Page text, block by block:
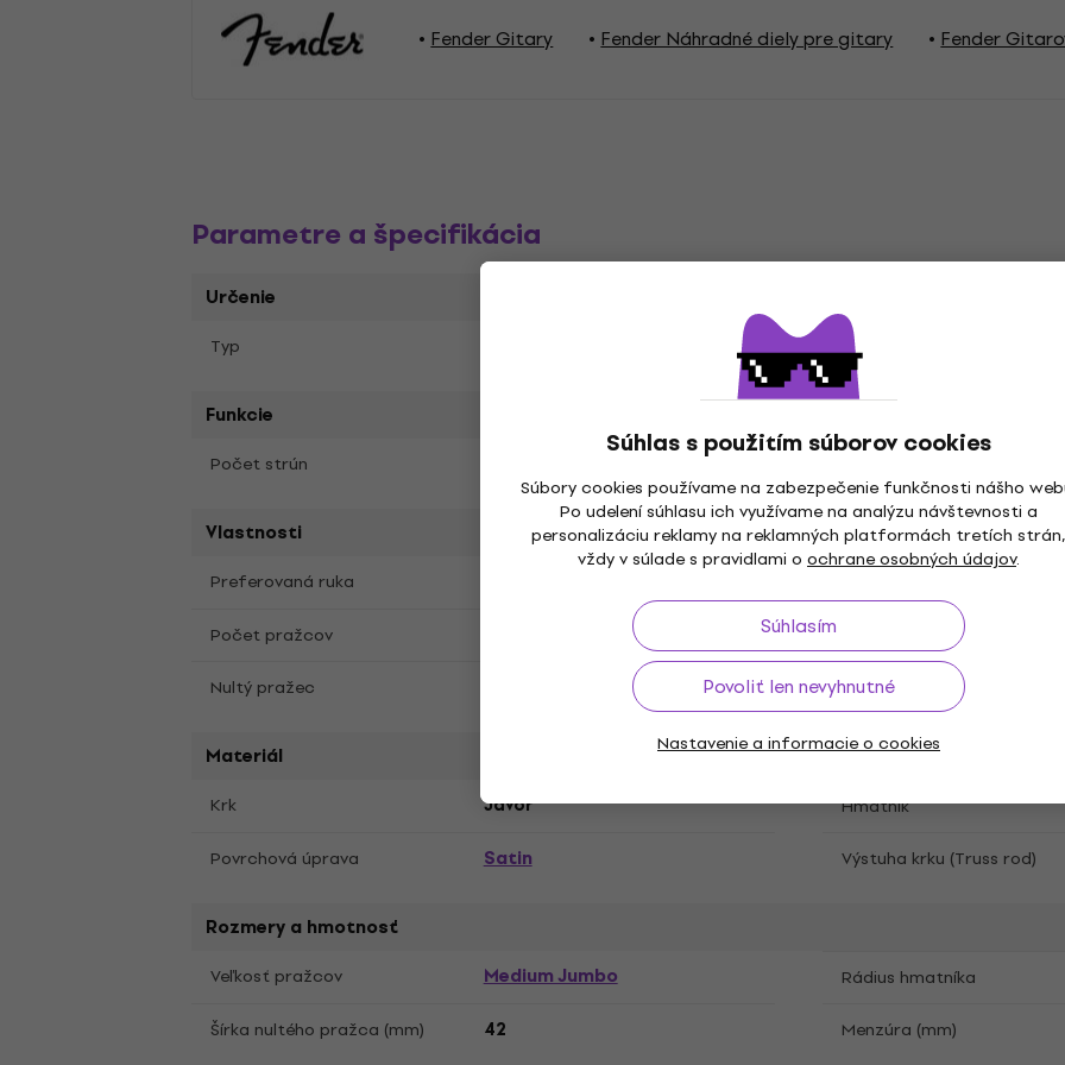
Súhlas s použitím súborov cookies
Súbory cookies používame na zabezpečenie funkčnosti nášho
Po udelení súhlasu ich využívame na analýzu návštevnosti a
personalizáciu reklamy na reklamných platformách tretích strán,
vždy v súlade s pravidlami o ochrane osobných údajov.
Súhlasím
Povoliť len nevyhnutné
Nastavenie a informacie o cookies
Fender Gitary Fender Náhradné diely pre gitary Fender
Parametre a špecifikácia
Určenie
Typ
Funkcie
Počet strún
Vlastnosti
Preferovaná ruka
Počet pražcov
Nultý pražec Intarzia hmatníka
Materiál
Krk Javor Hmatník
Povrchová úprava
Satin Výstuha krku (Truss rod)
Rozmery a hmotnosť
Veľkosť pražcov Medium Jumbo Rádius hmatníka
Šírka nultého pražca (mm) 42 Menzúra (mm)